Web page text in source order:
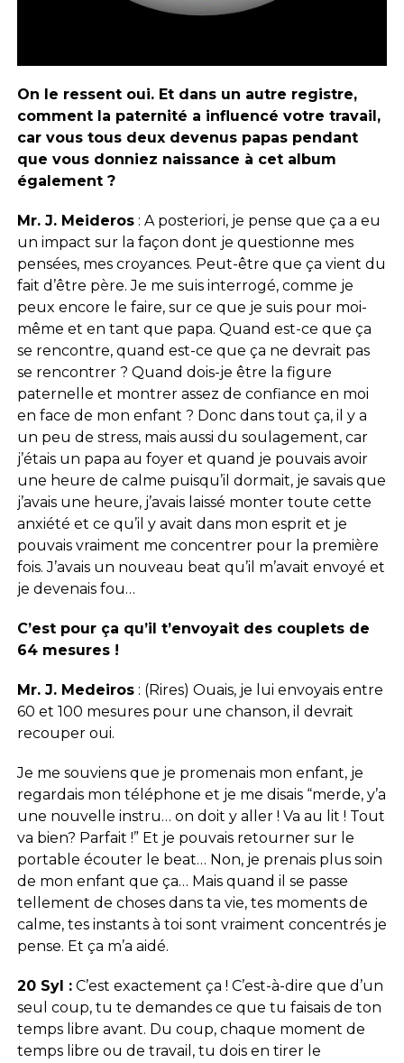
On le ressent oui. Et dans un autre registre,
comment la paternité a influencé votre travail,
car vous tous deux devenus papas pendant
que vous donniez naissance à cet album
également ?
Mr. J. Meideros: A posteriori, je pense que ça a eu
un impact sur la façon dont je questionne mes
pensées, mes croyances. Peut-être que ça vient du
fait d’être père. Je me suis interrogé, comme je
peux encore le faire, sur ce que je suis pour moi-
même et en tant que papa. Quand est-ce que ça
se rencontre, quand est-ce que ça ne devrait pas
se rencontrer ? Quand dois-je être la figure
paternelle et montrer assez de confiance en moi
en face de mon enfant ? Donc dans tout ça, il y a
un peu de stress, mais aussi du soulagement, car
j’étais un papa au foyer et quand je pouvais avoir
une heure de calme puisqu’il dormait, je savais que
j’avais une heure, j’avais laissé monter toute cette
anxiété et ce qu’il y avait dans mon esprit et je
pouvais vraiment me concentrer pour la première
fois. J’avais un nouveau beat qu’il m’avait envoyé et
je devenais fou…
C’est pour ça qu’il t’envoyait des couplets de
64 mesures !
Mr. J. Medeiros: (Rires) Ouais, je lui envoyais entre
60 et 100 mesures pour une chanson, il devrait
recouper oui.
Je me souviens que je promenais mon enfant, je
regardais mon téléphone et je me disais “merde, y’a
une nouvelle instru… on doit y aller ! Va au lit ! Tout
va bien? Parfait !” Et je pouvais retourner sur le
portable écouter le beat… Non, je prenais plus soin
de mon enfant que ça… Mais quand il se passe
tellement de choses dans ta vie, tes moments de
calme, tes instants à toi sont vraiment concentrés je
pense. Et ça m’a aidé.
20 Syl :C’est exactement ça ! C’est-à-dire que d’un
seul coup, tu te demandes ce que tu faisais de ton
temps libre avant. Du coup, chaque moment de
temps libre ou de travail, tu dois en tirer le